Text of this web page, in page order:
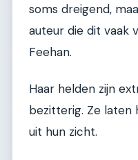
soms dreigend,
auteur die dit vaak
Feehan.
Haar helden zijn
bezitterig. Ze laten
uit hun zicht.